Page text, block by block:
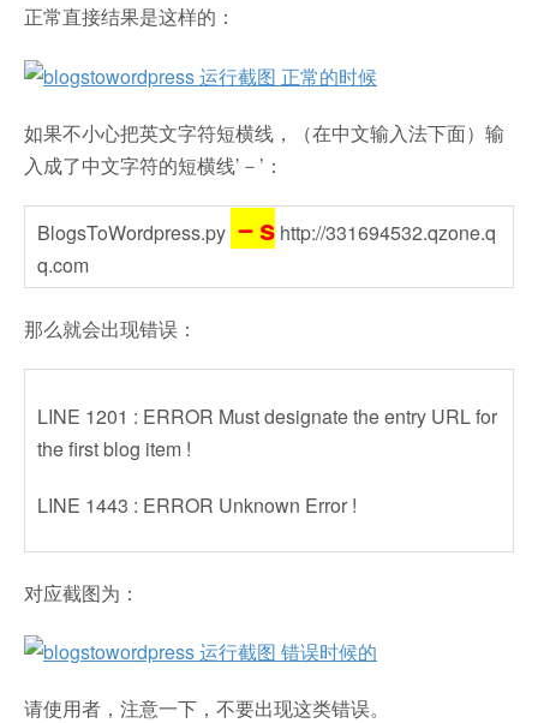
正常直接结果是这样的：
如果不小心把英文字符短横线，（在中文输入法下面）输
入成了中文字符的短横线’－’：
BlogsToWordpress.py －s http://331694532.qzone.q
q.com
那么就会出现错误：
LINE 1201 : ERROR Must designate the entry URL for
the first blog item !
LINE 1443 : ERROR Unknown Error !
对应截图为：
请使用者，注意一下，不要出现这类错误。